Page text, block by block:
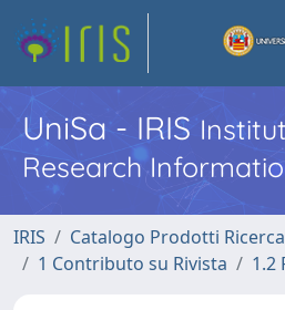
UniSa - IRIS
Research
IRIS
Catalogo Prodotti Ricerca
1 Contributo su Rivista
1.2